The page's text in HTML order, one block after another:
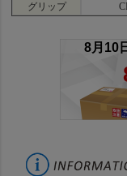
グリップ